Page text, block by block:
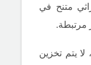
متنح في
يتم تخزين